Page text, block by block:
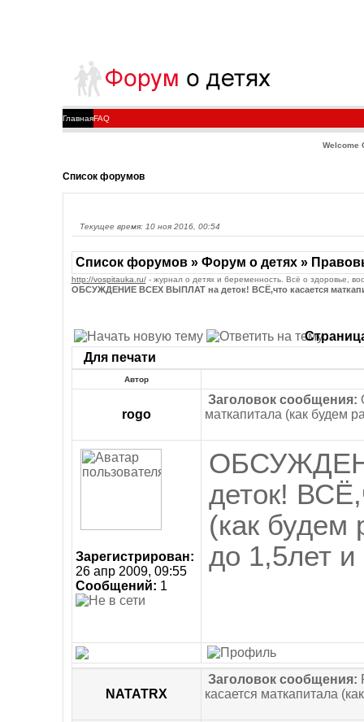
ГлавнаяFAQ
Welcome
Список форумов
Текущее время: 10 ноя 2016, 00:54
Список форумов » Форум о детях »
http://vospitauka.ru/- журнал о детях и беременность. Всё о здоровье,
ОБСУЖДЕНИЕ ВСЕХ ВЫПЛАТ на деток! ВСЁ,что касается
Для печати
Автор
rogo
Заголовок сообщения:
маткапитала (как будем
Зарегистрирован:
26 апр 2009, 09:55
Сообщений: 1
деток!
(как будем
до 1,5лет и
NATATRX
Заголовок сообщения:
касается маткапитала